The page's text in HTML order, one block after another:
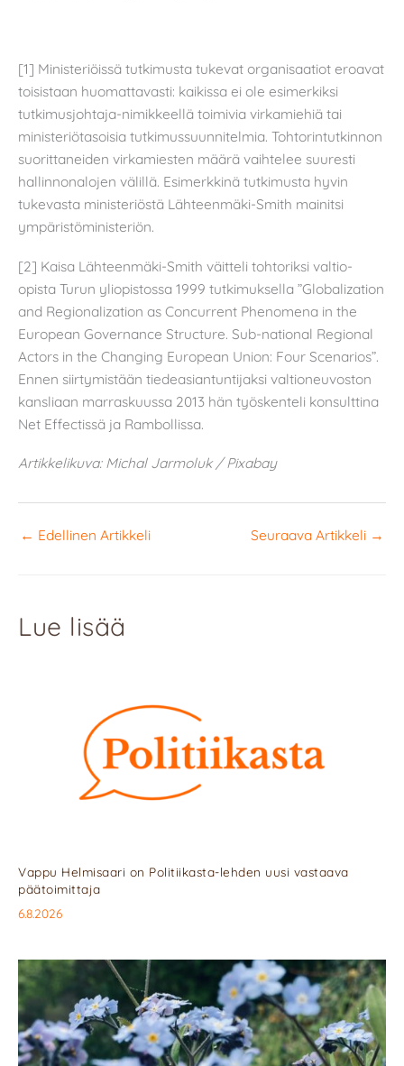
[1] Ministeriöissä tutkimusta tukevat organisaatiot eroavat
toisistaan huomattavasti: kaikissa ei ole esimerkiksi
tutkimusjohtaja-nimikkeellä toimivia virkamiehiä tai
ministeriötasoisia tutkimussuunnitelmia. Tohtorintutkinnon
suorittaneiden virkamiesten määrä vaihtelee suuresti
hallinnonalojen välillä. Esimerkkinä tutkimusta hyvin
tukevasta ministeriöstä Lähteenmäki-Smith mainitsi
ympäristöministeriön.
[2] Kaisa Lähteenmäki-Smith väitteli tohtoriksi valtio-
opista Turun yliopistossa 1999 tutkimuksella ”Globalization
and Regionalization as Concurrent Phenomena in the
European Governance Structure. Sub-national Regional
Actors in the Changing European Union: Four Scenarios”.
Ennen siirtymistään tiedeasiantuntijaksi valtioneuvoston
kansliaan marraskuussa 2013 hän työskenteli konsulttina
Net Effectissä ja Rambollissa.
Artikkelikuva: Michal Jarmoluk / Pixabay
← Edellinen Artikkeli Seuraava Artikkeli →
Lue lisää
Vappu Helmisaari on Politiikasta-lehden uusi vastaava
päätoimittaja
6.8.2026